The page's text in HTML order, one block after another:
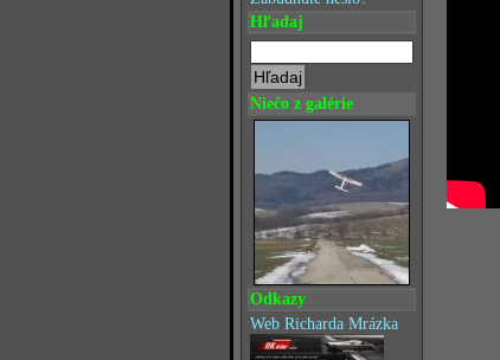
Hľadaj
Niečo z galérie
Odkazy
Web Richarda Mrázka